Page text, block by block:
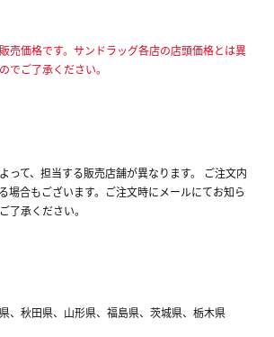
売価格です。サンドラッグ各店の店頭価格とは異
でご了承ください。
って、担当する販売店舗が異なります。 ご注文内
場合もございます。ご注文時にメールにてお知ら
了承ください。
、秋田県、山形県、福島県、茨城県、栃木県